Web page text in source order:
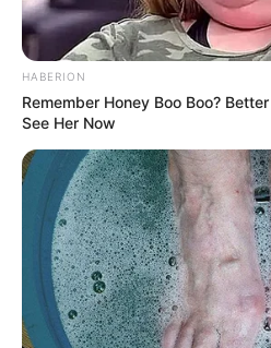
TOP 10 Najpopularniejszych
„Simona Kossak”
„Zgon przed weselem”
„La Dolce Villa”
„Miesiąc miodowy z mamą”
„Gru, Dru i Minionki”
„Miłość na dobre i złe”
„Minionki”
„Minionki rozrabiają”
„Jak ukraść Księżyc”
HABERION
Remember Honey Boo Boo?
See Her Now